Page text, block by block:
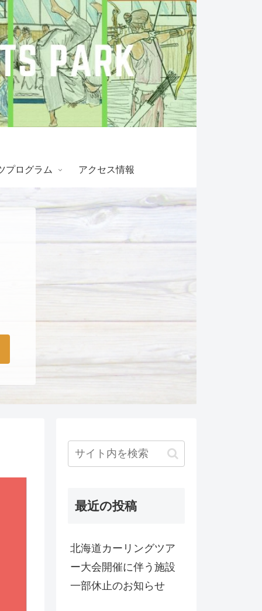
プログラム アクセス情報
最近の投稿
北海道カーリングツア
ー大会開催に伴う施設
一部休止のお知らせ